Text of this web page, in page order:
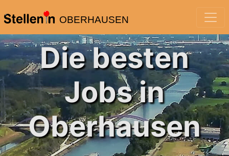
OBERHAUSEN
Die besten
Jobs in
Oberhausen